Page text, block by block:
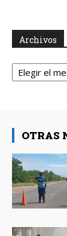
Archivos
Archivos
OTRAS